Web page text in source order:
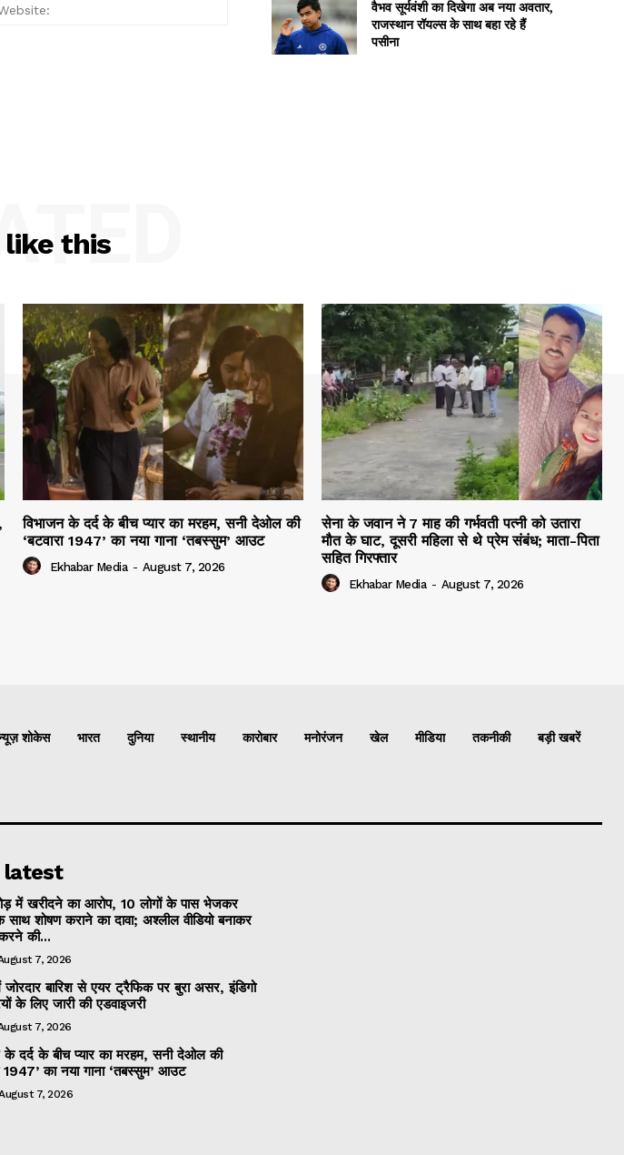
वैभव सूर्यवंशी का दिखेगा अब नया अवतार,
राजस्थान रॉयल्स के साथ बहा रहे हैं
पसीना
like this
विभाजन के दर्द के बीच प्यार का मरहम, सनी देओल की
‘बटवारा 1947’ का नया गाना ‘तबस्सुम’ आउट
Ekhabar Media - August 7, 2026
सेना के जवान ने 7 माह की गर्भवती पत्नी को उतारा
मौत के घाट, दूसरी महिला से थे प्रेम संबंध; माता-पिता
सहित गिरफ्तार
Ekhabar Media - August 7, 2026
शोकेस भारत दुनिया स्थानीय कारोबार मनोरंजन खेल मीडिया तकनीकी बड़ी खबरें
latest
में खरीदने का आरोप, 10 लोगों के पास भेजकर
साथ शोषण कराने का दावा; अश्लील वीडियो बनाकर
की...
7, 2026
जोरदार बारिश से एयर ट्रैफिक पर बुरा असर, इंडिगो
के लिए जारी की एडवाइजरी
7, 2026
के दर्द के बीच प्यार का मरहम, सनी देओल की
1947’ का नया गाना ‘तबस्सुम’ आउट
7, 2026